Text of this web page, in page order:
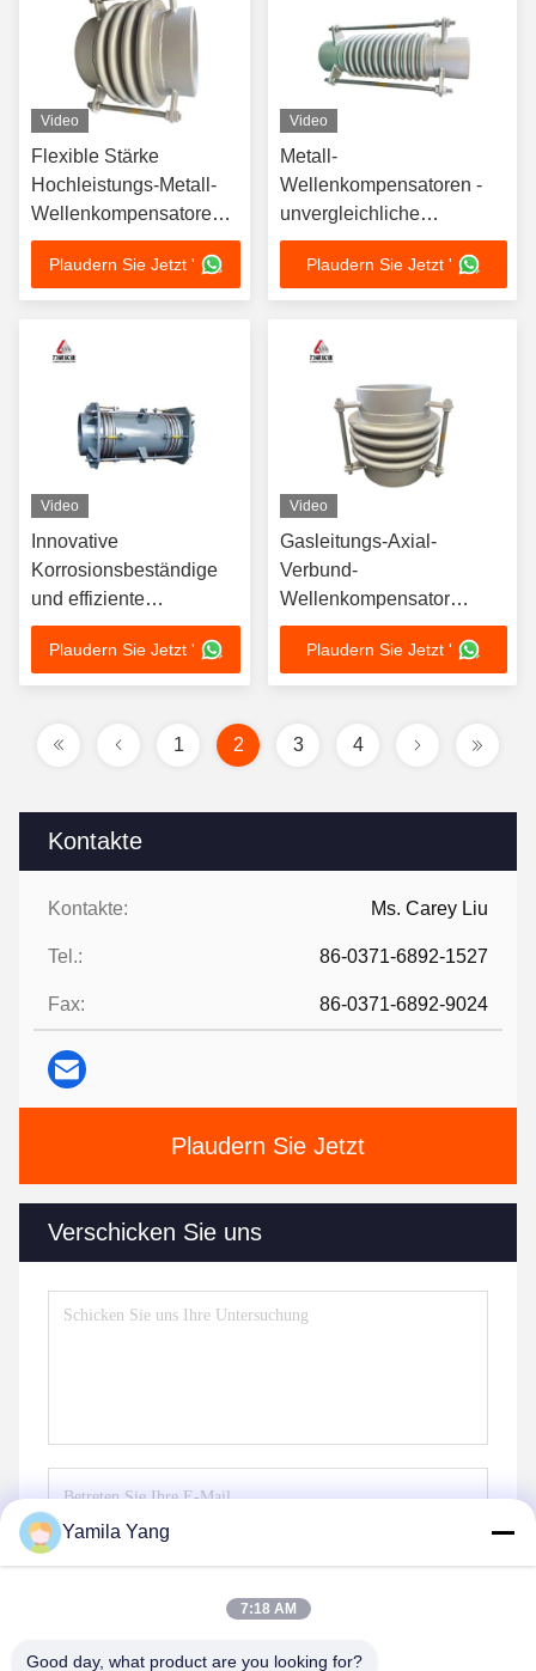
Kontakte
Kontakte: Ms. Carey Liu
Tel.: 86-0371-6892-1527
Fax: 86-0371-6892-9024
Plaudern Sie Jetzt
Verschicken Sie uns
Senden Sie
Video
Flexible Stärke
Hochleistungs-Metall-
Wellenkompensatoren
für vielseitige
Anwendungen
Plaudern Sie Jetzt '
Video
Metall-
Wellenkompensatoren -
unvergleichliche
Langlebigkeit und
Anpassungsfähigkeit für
moderne Sanitärsysteme
Plaudern Sie Jetzt '
Video
Innovative
Korrosionsbeständige
und effiziente
Wellenkompensatoren
für alle Bedürfnisse
Plaudern Sie Jetzt '
Video
Gasleitungs-Axial-
Verbund-
Wellenkompensator
SS304
Plaudern Sie Jetzt '
1 2 3 4
Yamila Yang
7:18 AM
Good day, what product are you looking for?